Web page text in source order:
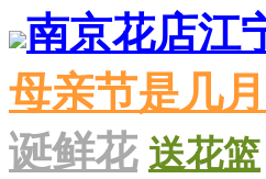
南京花店江
母亲节是几
诞鲜花 送花篮